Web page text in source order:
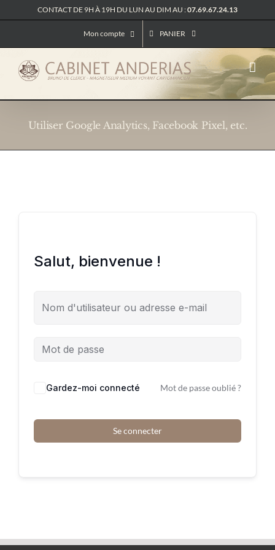
au
CONTACT DE 9H À 19H DU LUN AU DIM AU :07.69.67.24.13
Mon compte PANIER
Utiliser Google Analytics, Facebook Pixel, etc.
Salut, bienvenue !
Gardez-moi connecté Mot de passe oublié ?
Se connecter